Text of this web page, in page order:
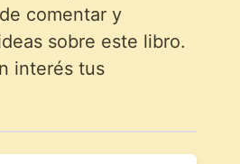
comentar y
sobre este libro.
interés tus